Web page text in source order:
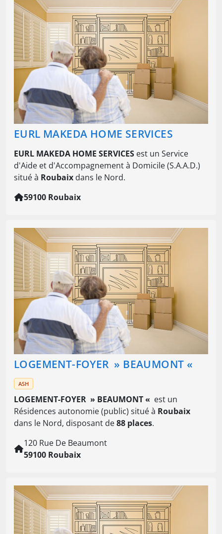
EURL MAKEDA HOME SERVICES
EURL MAKEDA HOME SERVICES est un Service
d'Aide et d'Accompagnement à Domicile (S.A.A.D.)
situé à Roubaix dans le Nord.
59100 Roubaix
LOGEMENT-FOYER » BEAUMONT «
ASH
LOGEMENT-FOYER » BEAUMONT « est un
Résidences autonomie (public) situé à Roubaix
dans le Nord, disposant de88 places.
120 Rue De Beaumont
59100 Roubaix